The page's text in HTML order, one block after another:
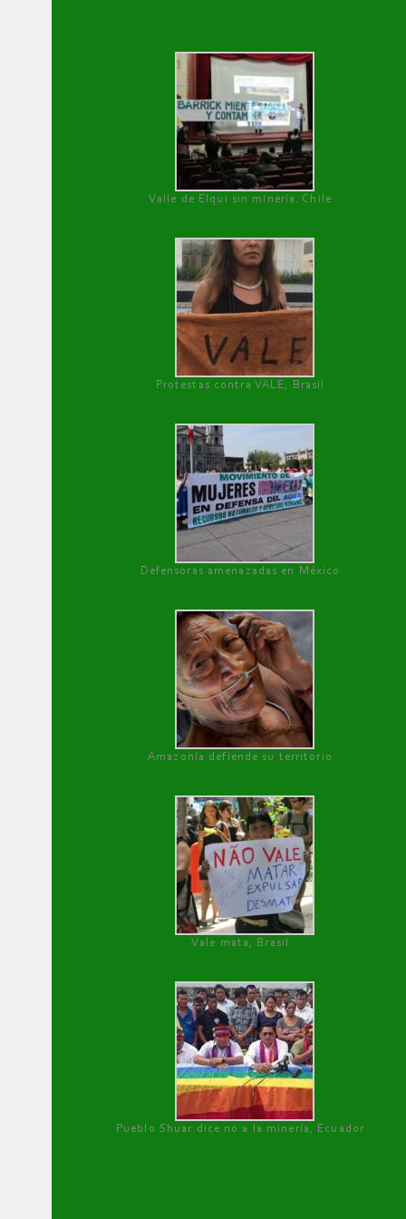
Valle de Elqui sin minería. Chile
Protestas contra VALE, Brasil
Defensoras amenazadas en México
Amazonía defiende su territorio
Vale mata, Brasil
Pueblo Shuar dice no a la minería, Ecuador